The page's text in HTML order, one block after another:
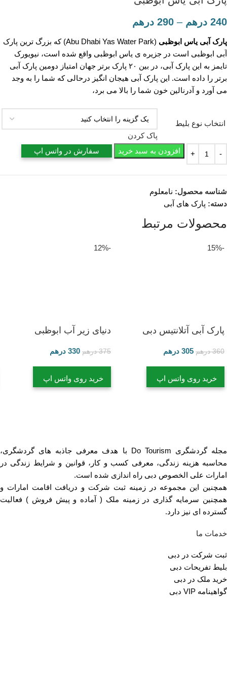
240 درهم –
290 درهم
پارک آبی یاس ابوظبی
(Abu Dhabi Yas Water Park) که بزرگ ترین پارک
آبی ابوظبی است در جزیره ی یاس ابوظبی واقع شده است، نیویورک
تایمز به این پارک آبی، در بین ۲۰ پارک برتر جهان امتیاز دومین پارک آبی
برتر را داده است. این پارک آبی هیجان انگیز درحالی که شما را به وجد
می آورد و آدرنالین خون شما را بالا می برد،
انتخاب نوع بلیط
پاک کردن
افزودن به سبد خرید
سفارش در واتس اپ
شناسه محصول: نامعلوم
دسته: پارک های آبی
محصولات مرتبط
-15%
پارک آبی آتلانتیس دبی
360 درهم 305 درهم
خرید روی واتس اپ
-12%
دنیای زیر آب ابوظبی
375 درهم 330 درهم
خرید روی واتس اپ
مجله گردشگری Do Tourism با هدف معرفی جاذبه های گردشگری،
محاسبه هزینه زندگی، معرفی کسب و کار، قوانین و شرایط زندگی در
امارات علی الخصوص دبی راه اندازی شده است.
همچنین این مجموعه در زمینه ثبت شرکت و دریافت اقامت امارات و
همچنین سرمایه گذاری در زمینه ملک ( آماده و پیش فروش ) فعالیت
گسترده ای نیز دارد.
خدمات ما
ثبت شرکت در دبی
بلیط تفریحات دبی
خرید ملک در دبی
گواهینامه VIP دبی